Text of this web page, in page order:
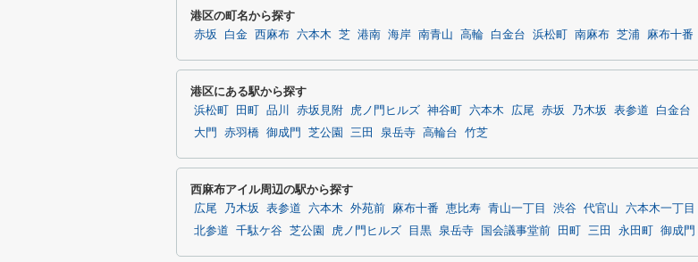
港区の町名から探す
赤坂 白金 西麻布 六本木 芝 港南 海岸 南青山 高輪 白金台 浜松町 南麻布 芝浦 麻布十番
港区にある駅から探す
浜松町 田町 品川 赤坂見附 虎ノ門ヒルズ 神谷町 六本木 広尾 赤坂 乃木坂 表参道 白金台
大門
赤羽橋 御成門 芝公園 三田 泉岳寺 高輪台 竹芝
西麻布アイル周辺の駅から探す
広尾 乃木坂 表参道 六本木 外苑前 麻布十番 恵比寿 青山一丁目 渋谷 代官山 六本木一丁目
北参道
千駄ケ谷 芝公園 虎ノ門ヒルズ 目黒 泉岳寺 国会議事堂前 田町 三田 永田町 御成門